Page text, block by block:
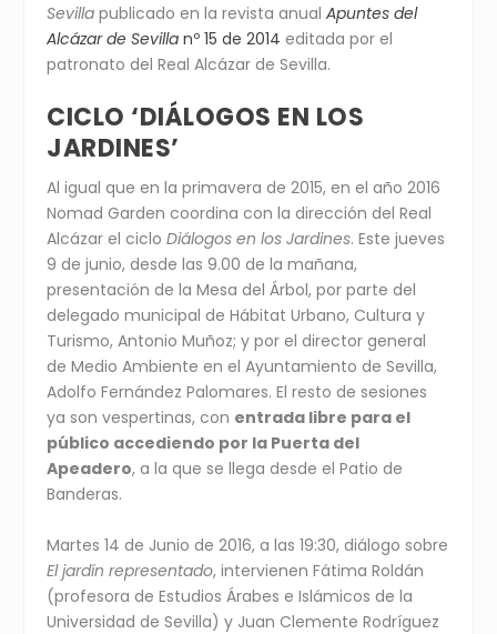
Sevilla publicado en la revista anual Apuntes del
Alcázar de Sevilla nº 15 de 2014 editada por el
patronato del Real Alcázar de Sevilla.
CICLO ‘DIÁLOGOS EN LOS
JARDINES’
Al igual que en la primavera de 2015, en el año 2016
Nomad Garden coordina con la dirección del Real
Alcázar el cicloDiálogos en los Jardines. Este jueves
9 de junio, desde las 9.00 de la mañana,
presentación de la Mesa del Árbol, por parte del
delegado municipal de Hábitat Urbano, Cultura y
Turismo, Antonio Muñoz; y por el director general
de Medio Ambiente en el Ayuntamiento de Sevilla,
Adolfo Fernández Palomares. El resto de sesiones
ya son vespertinas, con entrada libre para el
público accediendo por la Puerta del
Apeadero, a la que se llega desde el Patio de
Banderas.
Martes 14 de Junio de 2016, a las 19:30, diálogo sobre
El jardín representado, intervienen Fátima Roldán
(profesora de Estudios Árabes e Islámicos de la
Universidad de Sevilla) y Juan Clemente Rodríguez